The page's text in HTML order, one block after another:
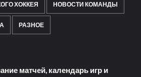
ХОККЕЯ НОВОСТИ КОМАНДЫ
РАЗНОЕ
матчей, календарь игр и